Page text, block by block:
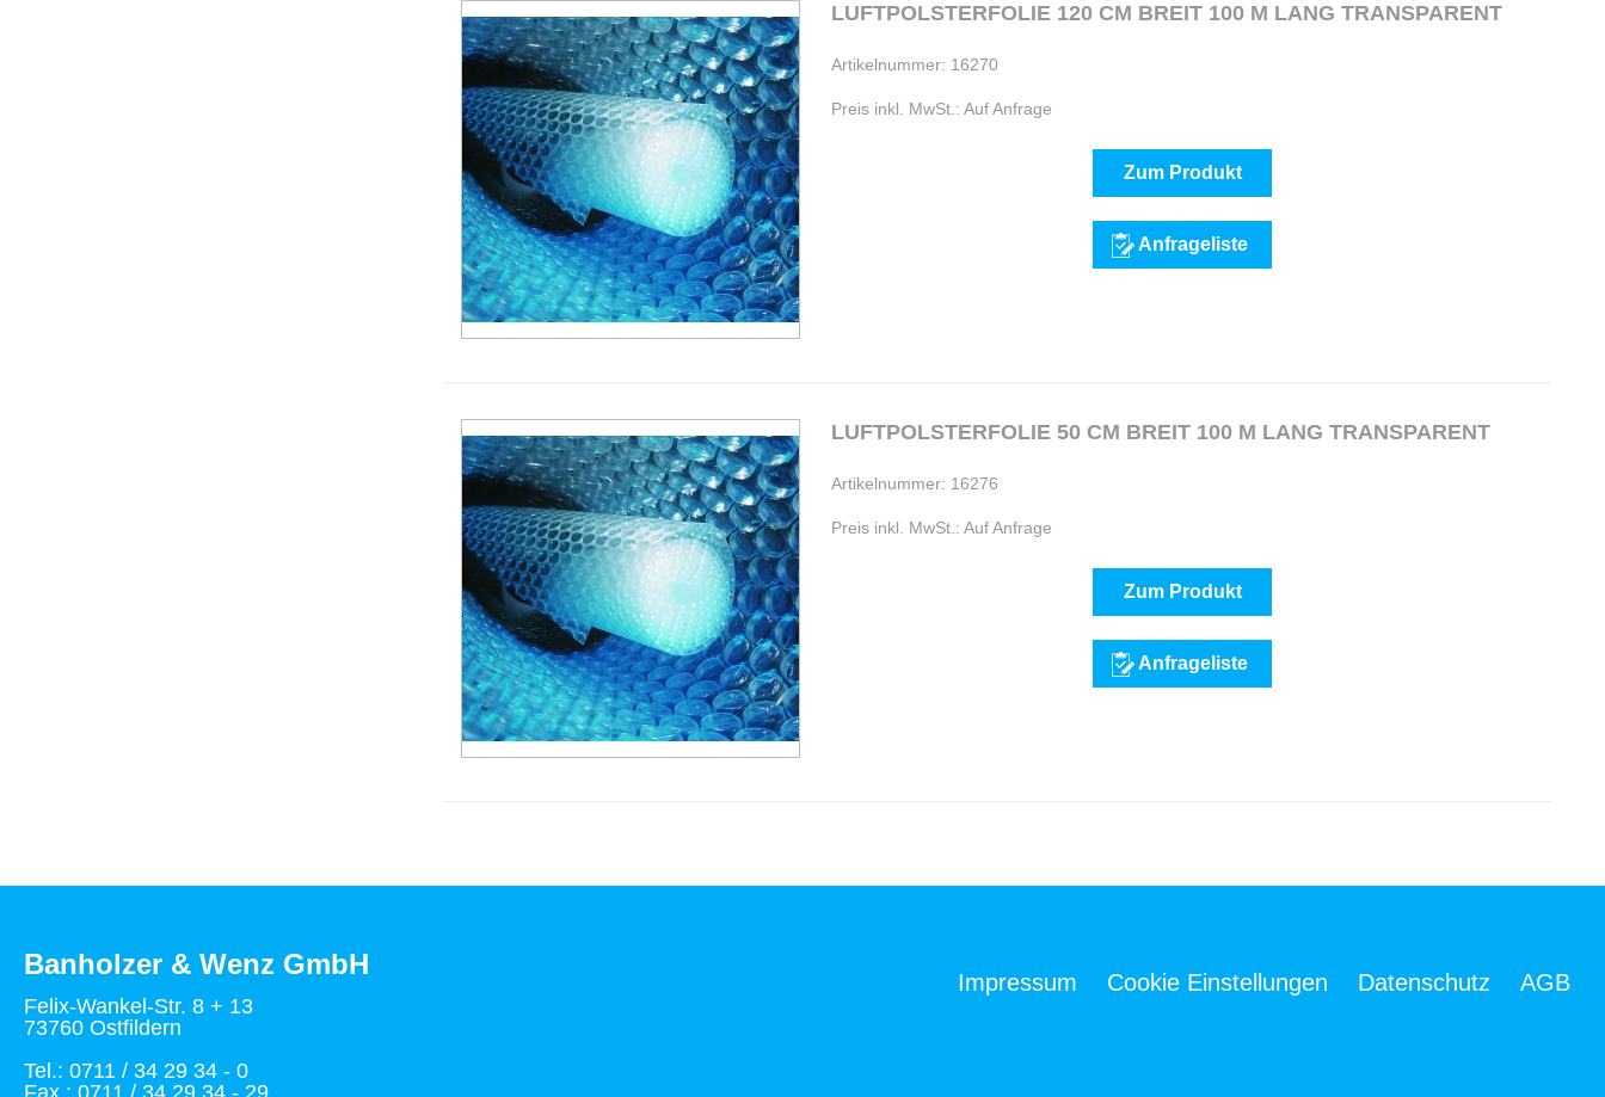
LUFTPOLSTERFOLIE 120 CM BREIT 100 M LANG TRANSPARENT
Artikelnummer: 16270
Preis inkl. MwSt.: Auf Anfrage
Zum Produkt
Anfrageliste
LUFTPOLSTERFOLIE 50 CM BREIT 100 M LANG TRANSPARENT
Artikelnummer: 16276
Preis inkl. MwSt.: Auf Anfrage
Zum Produkt
Anfrageliste
Banholzer & Wenz GmbH
Felix-Wankel-Str. 8 + 13
73760 Ostfildern
Tel.: 0711 / 34 29 34 - 0
Fax : 0711 / 34 29 34 - 29
Impressum Cookie Einstellungen Datenschutz AGB